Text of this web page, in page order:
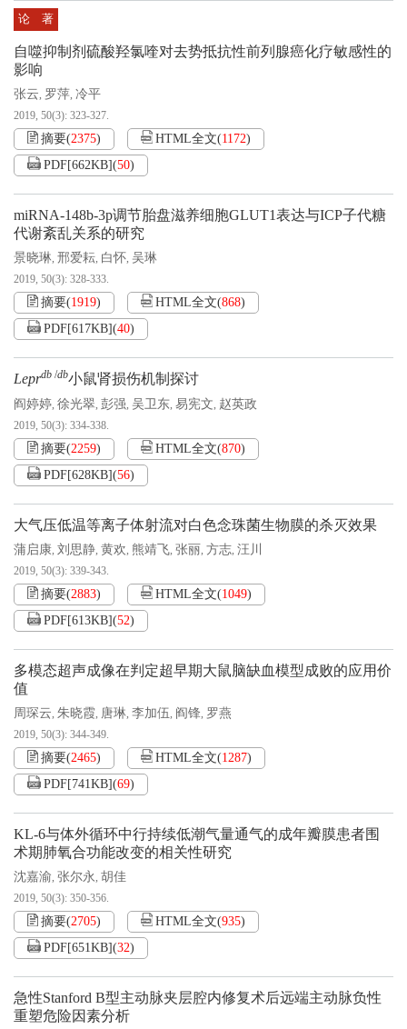
论 著
自噬抑制剂硫酸羟氯喹对去势抵抗性前列腺癌化疗敏感性的
影响
张云, 罗萍, 冷平
2019, 50(3): 323-327.
摘要(2375) HTML全文(1172)
PDF[662KB](50)
miRNA-148b-3p调节胎盘滋养细胞GLUT1表达与ICP子代糖
代谢紊乱关系的研究
景晓琳, 邢爱耘, 白怀, 吴琳
2019, 50(3): 328-333.
摘要(1919) HTML全文(868)
PDF[617KB](40)
Leprdb /db小鼠肾损伤机制探讨
阎婷婷, 徐光翠, 彭强, 吴卫东, 易宪文, 赵英政
2019, 50(3): 334-338.
摘要(2259) HTML全文(870)
PDF[628KB](56)
大气压低温等离子体射流对白色念珠菌生物膜的杀灭效果
蒲启康, 刘思静, 黄欢, 熊靖飞, 张丽, 方志, 汪川
2019, 50(3): 339-343.
摘要(2883) HTML全文(1049)
PDF[613KB](52)
多模态超声成像在判定超早期大鼠脑缺血模型成败的应用价
值
周琛云, 朱晓霞, 唐琳, 李加伍, 阎锋, 罗燕
2019, 50(3): 344-349.
摘要(2465) HTML全文(1287)
PDF[741KB](69)
KL-6与体外循环中行持续低潮气量通气的成年瓣膜患者围
术期肺氧合功能改变的相关性研究
沈嘉渝, 张尔永, 胡佳
2019, 50(3): 350-356.
摘要(2705) HTML全文(935)
PDF[651KB](32)
急性Stanford B型主动脉夹层腔内修复术后远端主动脉负性
重塑危险因素分析